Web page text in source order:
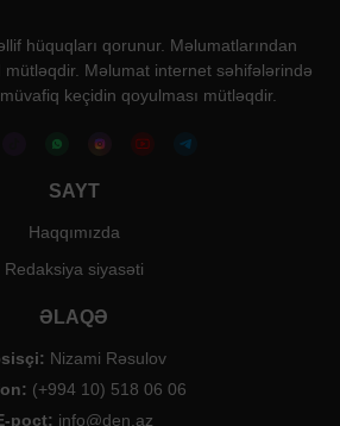
hüquqları qorunur. Məlumatlarından
Məlumat internet səhifələrində
keçidin qoyulması mütləqdir.
SAYT
Haqqımızda
Redaksiya siyasəti
ƏLAQƏ
Nizami Rəsulov
(+994 10) 518 06 06
poçt: info@den.az